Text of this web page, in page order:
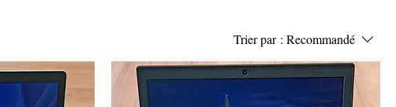
Trier par : Recommandé